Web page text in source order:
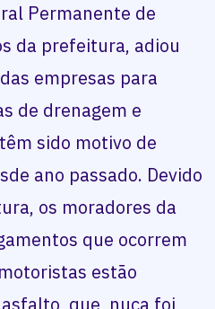
Permanente de
da prefeitura, adiou
empresas para
de drenagem e
sido motivo de
ano passado. Devido
os moradores da
que ocorrem
estão